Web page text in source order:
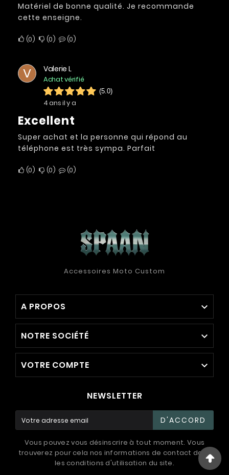
Matériel de bonne qualité. Je recommande
cette enseigne.
0 0 0
V Valerie L
Achat vérifié
(5.0)
4 ans il y a
Excellent
Super achat et la personne qui répond au
téléphone est très sympa. Parfait
0 0 0
Accessoires Moto Custom
A PROPOS 
NOTRE SOCIÉTÉ 
VOTRE COMPTE 
NEWSLETTER
D'ACCORD
Vous pouvez vous désinscrire à tout moment. Vous
trouverez pour cela nos informations de contact dans
les conditions d'utilisation du site.